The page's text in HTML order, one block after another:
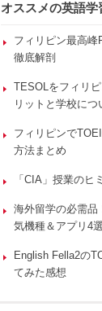
オススメの英語学
フィリピン最高
徹底解剖
TESOLをフィリ
リットと学校につ
フィリピンで
方法まとめ
「CIA」授業のヒ
海外留学の必需品
気機種＆アプリ4選
English Fella2の
てみた感想